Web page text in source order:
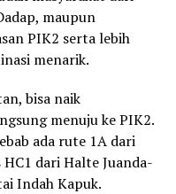
maupun
PIK2 serta lebih
menarik.
bisa naik
menuju ke PIK2.
ada rute 1A dari
dari Halte Juanda-
Indah Kapuk.